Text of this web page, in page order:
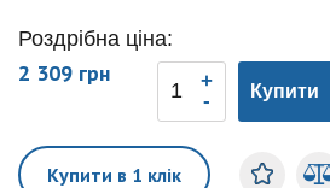
Роздрібна ціна:
2 309 грн
Купити
Купити в 1 клік